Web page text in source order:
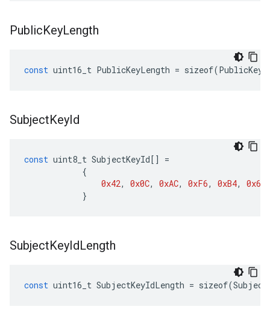
PublicKeyLength
const uint16_t PublicKeyLength = sizeof(PublicKey
SubjectKeyId
const uint8_t SubjectKeyId[]
=
{
0x42, 0x0C, 0xAC, 0xF6, 0xB4, 0x64
}
SubjectKeyIdLength
const uint16_t SubjectKeyIdLength = sizeof(